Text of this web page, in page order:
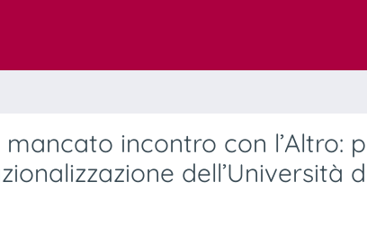
incontro con l’Altro:
dell’Università